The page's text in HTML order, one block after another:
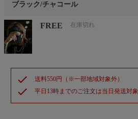
ブラック/チャコール
FREE 在庫切れ
check 送料550円（※一部地域対象外）
check 平日13時までのご注文は当日発送対象